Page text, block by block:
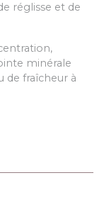
réglisse et de
minérale
de fraîcheur à